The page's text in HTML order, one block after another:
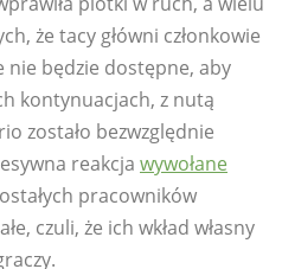
że tacy główni członkowie
będzie dostępne, aby
kontynuacjach, z nutą
zostało bezwzględnie
reakcja wywołane
pracowników
czuli, że ich wkład własny